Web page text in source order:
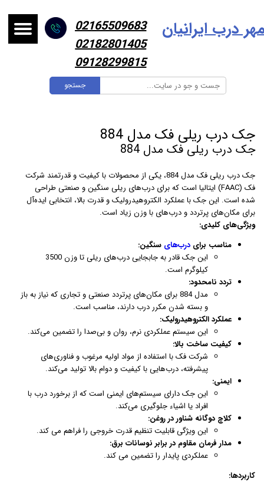
جستجو
درب ایرانیان
02165509683
02182801405
09128299815
جک درب ریلی فک مدل 884
جک درب ریلی فک مدل 884
جک درب ریلی فک مدل 884، یکی از محصولات با کیفیت و قدرتمند شرکت
فک (FAAC) ایتالیا است که برای درب‌های ریلی سنگین و صنعتی طراحی
شده است. این جک با عملکرد الکتروهیدرولیک و قدرت بالا، انتخابی ایده‌آل
برای مکان‌های پرتردد و درب‌های با وزن زیاد است.
ویژگی‌های کلیدی:
مناسب برای درب‌های سنگین:
این جک قادر به جابجایی درب‌های ریلی تا وزن 3500
کیلوگرم است.
تردد نامحدود:
مدل 884 برای مکان‌های پرتردد صنعتی و تجاری که نیاز به باز
و بسته شدن مکرر درب دارند، مناسب است.
عملکرد الکتروهیدرولیک:
این سیستم عملکردی نرم، روان و بی‌صدا را تضمین می‌کند.
کیفیت ساخت بالا:
شرکت فک با استفاده از مواد اولیه مرغوب و فناوری‌های
پیشرفته، درب‌هایی با کیفیت و دوام بالا تولید می‌کند.
ایمنی:
این جک دارای سیستم‌های ایمنی است که از برخورد درب با
افراد یا اشیاء جلوگیری می‌کند.
کلاچ دوگانه شناور در روغن:
این ویژگی قابلیت تنظیم قدرت خروجی را فراهم می کند.
مدار فرمان مقاوم در برابر نوسانات برق:
عملکردی پایدار را تضمین می کند.
کاربردها: